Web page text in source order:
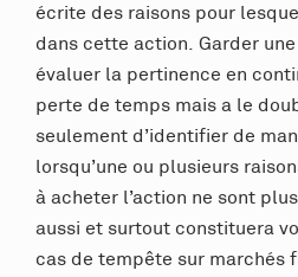
écrite des raisons pour
dans cette action. Garder
évaluer la pertinence en
perte de temps mais a le
seulement d’identifier de
lorsqu’une ou plusieurs
à acheter l’action ne sont
aussi et surtout constituera
cas de tempête sur marchés